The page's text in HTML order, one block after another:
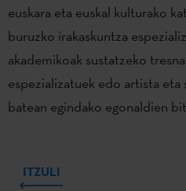
euskara eta euskal kulturako
buruzko irakaskuntza
akademikoak sustatzeko
espezializatuek edo artista
batean egindako egonaldien
ITZULI